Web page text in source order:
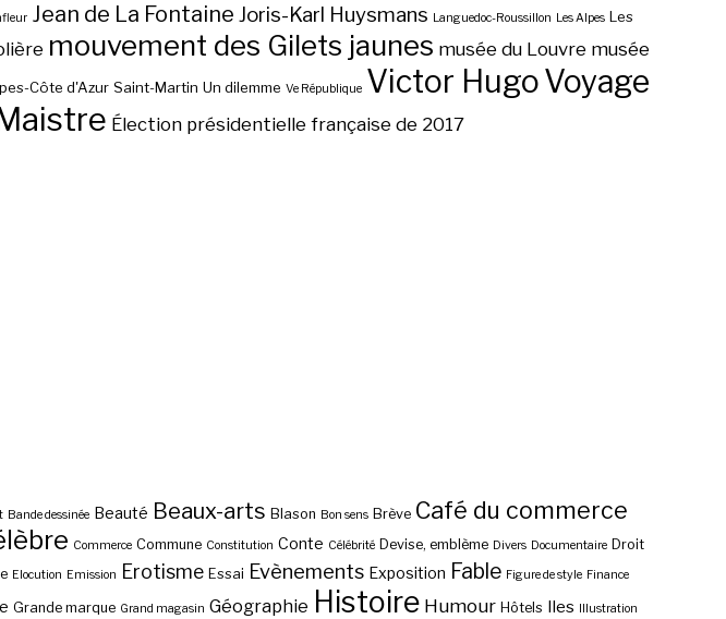
Jean de La Fontaine Joris-Karl Huysmans Languedoc-Roussillon Les Alpes Les
mouvement des Gilets jaunes musée du Louvre musée
Côte d'Azur Saint-Martin Un dilemme Ve République Victor HugoVoyage
Élection présidentielle française de 2017
Bande dessinée Beauté Beaux-arts Blason Bon sens Brève Café du commerce
Commerce Commune Constitution Conte Célébrité Devise, emblème Divers Documentaire Droit
Elocution Emission Erotisme Essai Evènements Exposition Fable Figure de style Finance
Grande marque Grand magasin Géographie Histoire Humour Hôtels Iles Illustration